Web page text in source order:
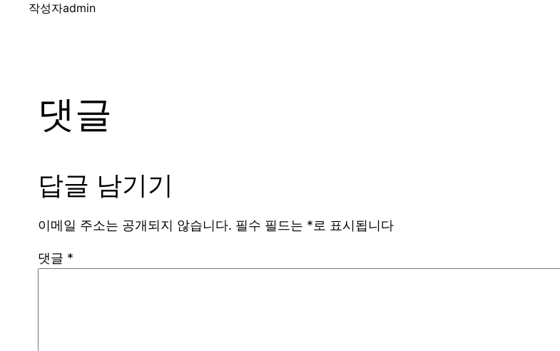
작성자admin
댓글
답글 남기기
이메일 주소는 공개되지 않습니다. 필수 필드는 *로 표시됩니다
댓글 *